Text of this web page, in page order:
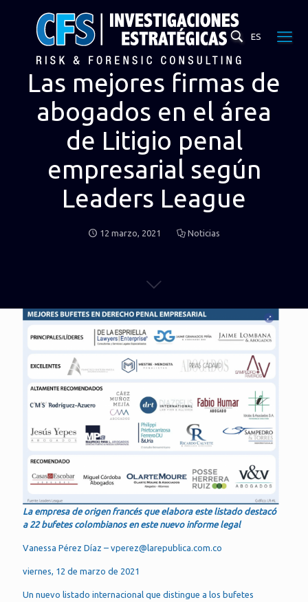
ES
Las mejores firmas de
abogados en el área
de Litigio penal
empresarial según
Leaders League
12 marzo, 2021 Noticias
La empresa de origen francés que elabora este listado destacó
a 22 bufetes colombianos en este nuevo informe legal
Vanessa Pérez Díaz – vperez@larepublica.com.co
viernes, 12 de marzo de 2021
Un nuevo listado internacional que distingue a los bufetes